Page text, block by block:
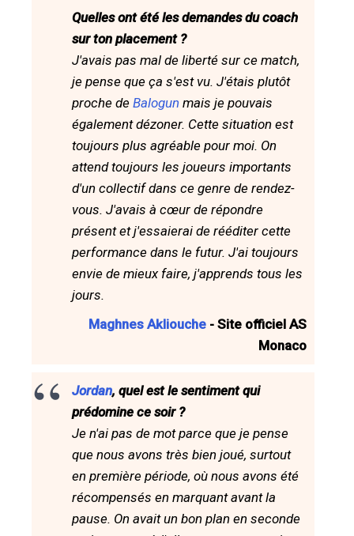
Quelles ont été les demandes du coach
sur ton placement ?
J'avais pas mal de liberté sur ce match,
je pense que ça s'est vu. J'étais plutôt
proche de Balogun mais je pouvais
également dézoner. Cette situation est
toujours plus agréable pour moi. On
attend toujours les joueurs importants
d'un collectif dans ce genre de rendez-
vous. J'avais à cœur de répondre
présent et j'essaierai de rééditer cette
performance dans le futur. J'ai toujours
envie de mieux faire, j'apprends tous les
jours.
Maghnes Akliouche - Site officiel AS
Monaco
Jordan, quel est le sentiment qui
prédomine ce soir ?
Je n'ai pas de mot parce que je pense
que nous avons très bien joué, surtout
en première période, où nous avons été
récompensés en marquant avant la
pause. On avait un bon plan en seconde